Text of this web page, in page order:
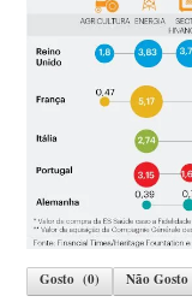
ALEXANDRE
AMÉRICO
ANA
ANTERO
Gosto (0) Não Gosto